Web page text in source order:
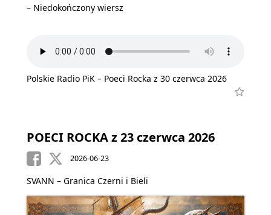
– Niedokończony wiersz
Polskie Radio PiK – Poeci Rocka z 30 czerwca 2026
POECI ROCKA z 23 czerwca 2026
2026-06-23
SVANN – Granica Czerni i Bieli